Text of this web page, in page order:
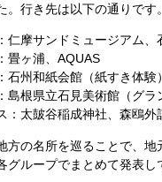
。行き先は以下の通りです。
仁摩サンドミュージアム、
畳ヶ浦、AQUAS
州和紙会館（紙すき体験）
島根県立石見美術館（グラ
：太皷谷稲成神社、森鴎外
の名所を巡ることで、地
グループでまとめて発表し